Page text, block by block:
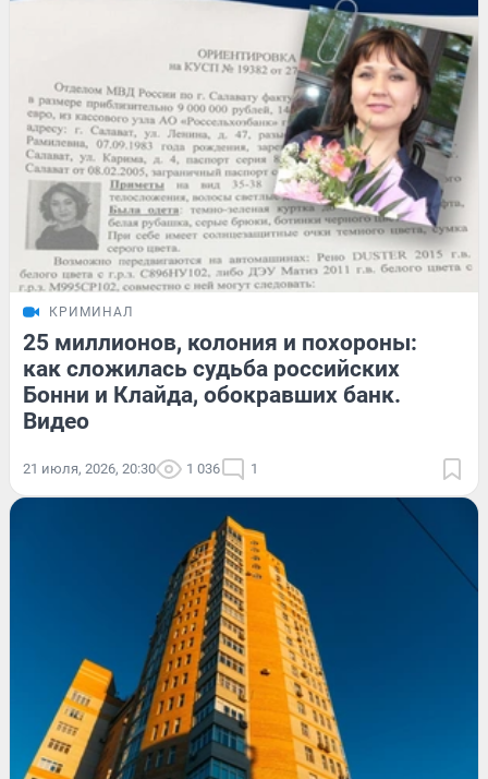
КРИМИНАЛ
25 миллионов, колония и похороны:
как сложилась судьба российских
Бонни и Клайда, обокравших банк.
Видео
21 июля, 2026, 20:30 1 036 1